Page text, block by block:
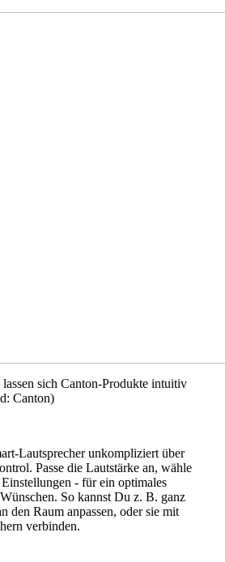
sich Canton-Produkte intuitiv
Canton)
Lautsprecher unkompliziert über
Passe die Lautstärke an, wähle
- für ein optimales
So kannst Du z. B. ganz
den Raum anpassen, oder sie mit
verbinden.